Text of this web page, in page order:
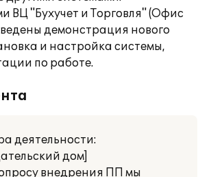
ВЦ "Бухучет и Торговля" (Офис
демонстрация нового
и настройка системы,
по работе.
деятельности:
дом]
внедрения ПП мы